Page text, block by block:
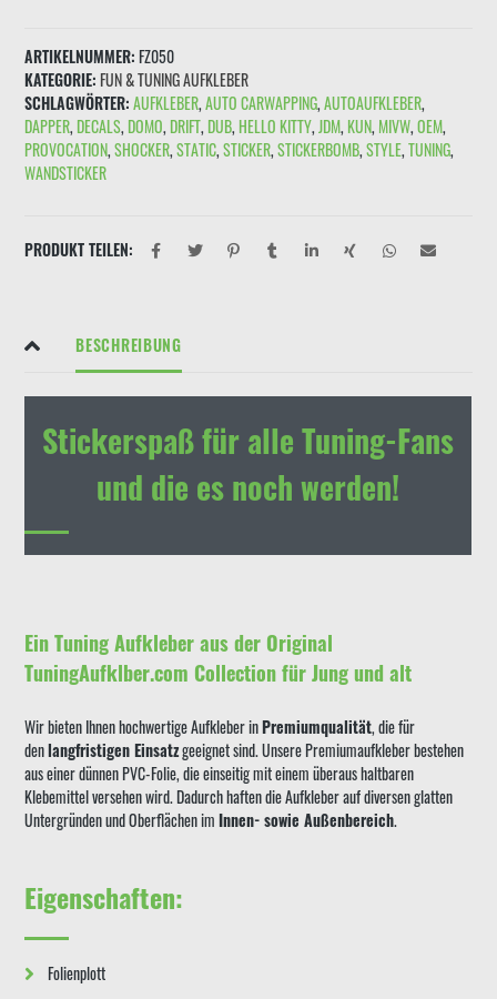
hand=
grinsender
Smile"
Menge
ARTIKELNUMMER: FZ050
KATEGORIE: FUN & TUNING AUFKLEBER
SCHLAGWÖRTER: AUFKLEBER,AUTO CARWAPPING,AUTOAUFKLEBER,
DAPPER, DECALS, DOMO, DRIFT, DUB, HELLO KITTY,JDM, KUN, MIVW,OEM,
PROVOCATION,SHOCKER,STATIC,STICKER,STICKERBOMB,STYLE,TUNING,
WANDSTICKER
PRODUKT TEILEN:
BESCHREIBUNG
Stickerspaß für alle Tuning-Fans
und die es noch werden!
Ein Tuning Aufkleber aus der Original
TuningAufklber.com Collection für Jung und alt
Wir bieten Ihnen hochwertige Aufkleber inPremiumqualität, die für
denlangfristigen Einsatzgeeignet sind. Unsere Premiumaufkleber bestehen
aus einer dünnen PVC-Folie, die einseitig mit einem überaus haltbaren
Klebemittel versehen wird. Dadurch haften die Aufkleber auf diversen glatten
Untergründen und Oberflächen imInnen- sowie Außenbereich.
Eigenschaften:
Folienplott